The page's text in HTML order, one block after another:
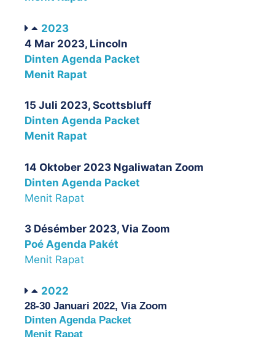
2023
4 Mar 2023, Lincoln
Dinten Agenda Packet
Menit Rapat
15 Juli 2023, Scottsbluff
Dinten Agenda Packet
Menit Rapat
14 Oktober 2023 Ngaliwatan Zoom
Dinten Agenda Packet
Menit Rapat
3 Désémber 2023, Via Zoom
Poé Agenda Pakét
Menit Rapat
2022
28-30 Januari 2022, Via Zoom
Dinten Agenda Packet
Menit Rapat